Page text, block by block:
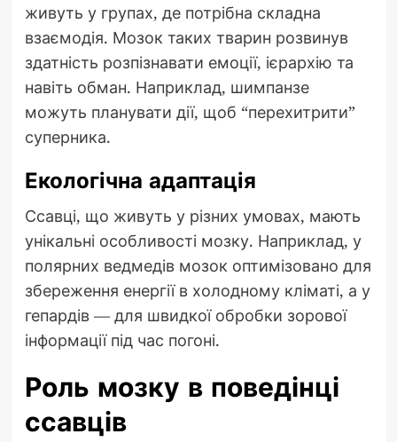
живуть у групах, де потрібна складна
взаємодія. Мозок таких тварин розвинув
здатність розпізнавати емоції, ієрархію та
навіть обман. Наприклад, шимпанзе
можуть планувати дії, щоб “перехитрити”
суперника.
Екологічна адаптація
Ссавці, що живуть у різних умовах, мають
унікальні особливості мозку. Наприклад, у
полярних ведмедів мозок оптимізовано для
збереження енергії в холодному кліматі, а у
гепардів — для швидкої обробки зорової
інформації під час погоні.
Роль мозку в поведінці
ссавців